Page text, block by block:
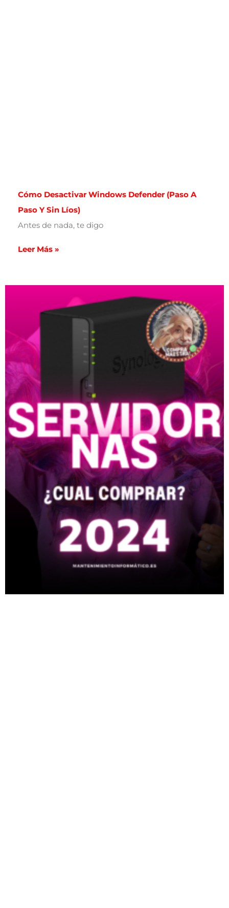
Cómo Desactivar Windows Defender (paso A
Paso Y Sin Líos)
Antes de nada, te digo
Leer Más »